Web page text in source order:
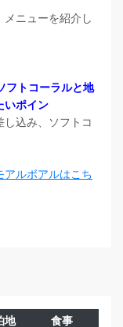
ニューを紹介し
フトコーラルと地
いポイン
込み、ソフトコ
アルボアルはこち
地 食事